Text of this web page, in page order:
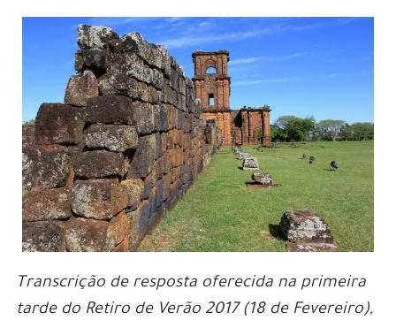
Transcrição de resposta oferecida na primeira
tarde do Retiro de Verão 2017 (18 de Fevereiro),